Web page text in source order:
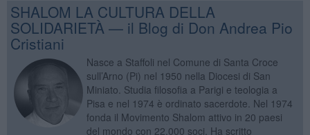
SHALOM LA CULTURA DELLA
SOLIDARIETÀ — il Blog di Don Andrea Pio
Cristiani
Nasce a Staffoli nel Comune di Santa Croce
sull’Arno (Pi) nel 1950 nella Diocesi di San
Miniato. Studia filosofia a Parigi e teologia a
Pisa e nel 1974 è ordinato sacerdote. Nel 1974
fonda il Movimento Shalom attivo in 20 paesi
del mondo con 22.000 soci. Ha scritto